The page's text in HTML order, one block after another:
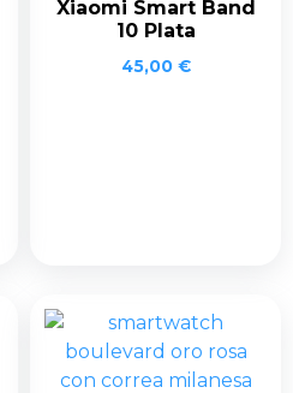
Xiaomi Smart Band
10 Plata
45,00 €